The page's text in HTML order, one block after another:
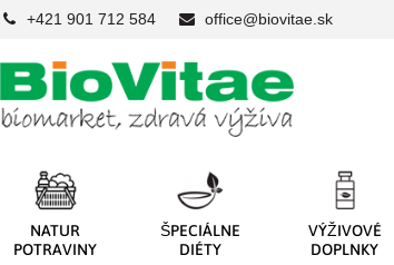
+421 901 712 584 office@biovitae.sk
NATUR
POTRAVINY
ŠPECIÁLNE
DIÉTY
VÝŽIVOVÉ
DOPLNKY